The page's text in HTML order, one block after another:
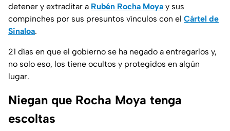
detener y extraditar a Rubén Rocha Moya y sus
compinches por sus presuntos vínculos con el Cártel de
Sinaloa.
21 días en que el gobierno se ha negado a entregarlos y,
no solo eso, los tiene ocultos y protegidos en algún
lugar.
Niegan que Rocha Moya tenga
escoltas